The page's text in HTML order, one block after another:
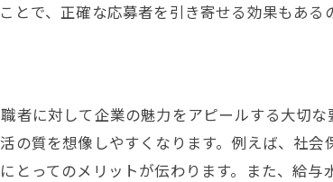
で、正確な応募者を引き寄せる効果もある
者に対して企業の魅力をアピールする大切
の質を想像しやすくなります。例えば、社
とってのメリットが伝わります。また、給